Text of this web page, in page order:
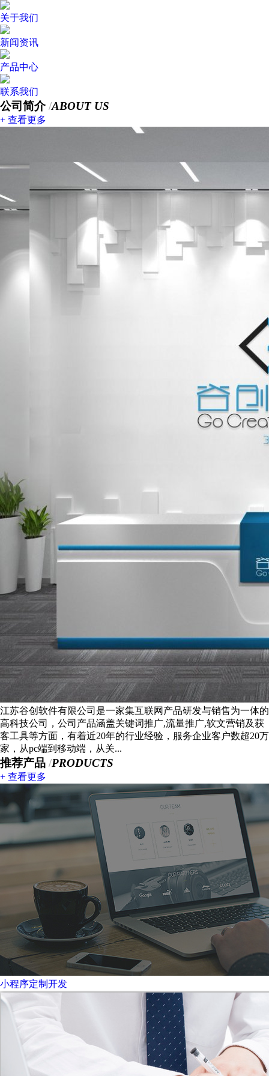
关于我们
新闻资讯
产品中心
联系我们
公司简介/ABOUT US
+ 查看更多
江苏谷创软件有限公司是一家集互联网产品研发与销售为一体的
高科技公司，公司产品涵盖关键词推广,流量推广,软文营销及获
客工具等方面，有着近20年的行业经验，服务企业客户数超20万
家，从pc端到移动端，从关...
推荐产品 /PRODUCTS
+ 查看更多
小程序定制开发